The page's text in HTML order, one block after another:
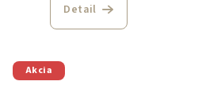
Detail
Akcia